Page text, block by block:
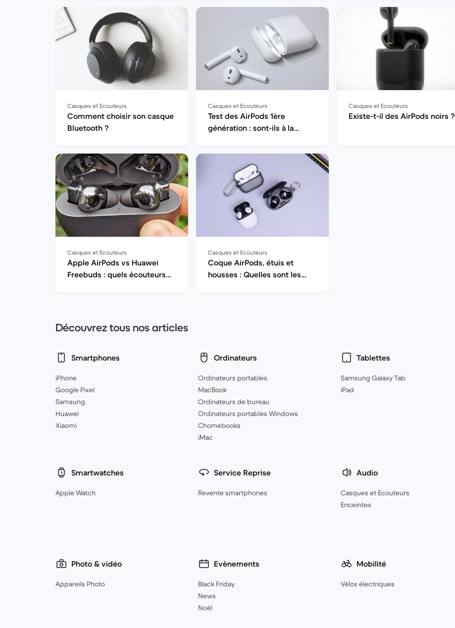
Casques et Ecouteurs
Comment choisir son casque
Bluetooth ?
Casques et Ecouteurs
Test des AirPods 1ère
génération : sont-ils à la
Casques et Ecouteurs
Existe-t-il des AirPods noirs ?
Casques et Ecouteurs
Apple AirPods vs Huawei
Freebuds : quels écouteurs
Casques et Ecouteurs
Coque AirPods, étuis et
housses : Quelles sont les
Découvrez tous nos articles
Smartphones
iPhone
Google Pixel
Samsung
Huawei
Xiaomi
Ordinateurs
Ordinateurs portables
MacBook
Ordinateurs de bureau
Ordinateurs portables Windows
Chomebooks
iMac
Tablettes
Samsung Galaxy Tab
iPad
Smartwatches
Apple Watch
Service Reprise
Revente smartphones
Audio
Casques et Ecouteurs
Enceintes
Photo & vidéo
Appareils Photo
Evènements
Black Friday
News
Noël
Mobilité
Vélos électriques